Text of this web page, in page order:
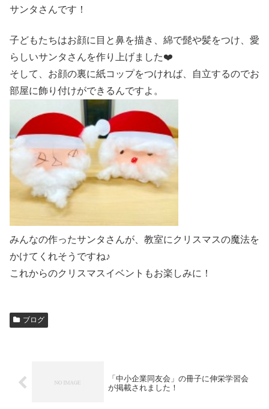
サンタさんです！
子どもたちはお顔に目と鼻を描き、綿で髭や髪をつけ、愛
らしいサンタさんを作り上げました❤️
そして、お顔の裏に紙コップをつければ、自立するのでお
部屋に飾り付けができるんですよ。
みんなの作ったサンタさんが、教室にクリスマスの魔法を
かけてくれそうですね♪
これからのクリスマスイベントもお楽しみに！
ブログ
「中小企業同友会」の冊子に伸栄学習会
が掲載されました！